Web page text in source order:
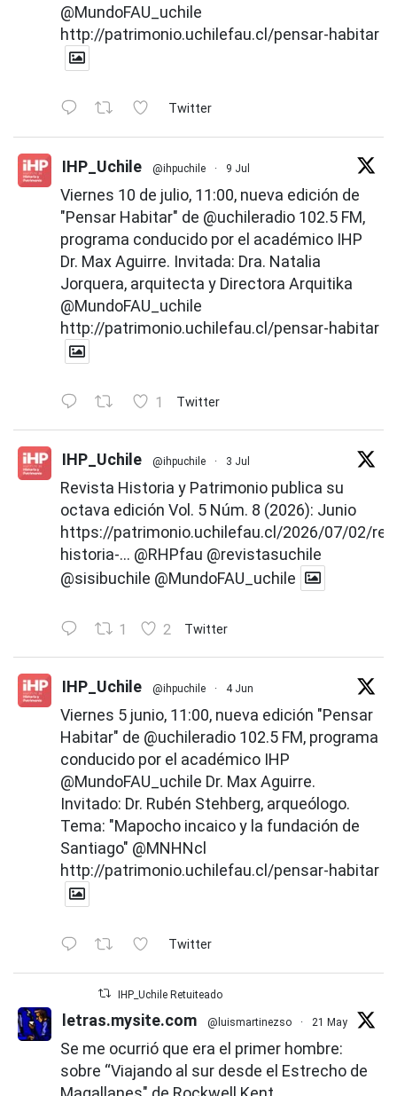
@MundoFAU_uchile
http://patrimonio.uchilefau.cl/pensar-habitar
Twitter
IHP_Uchile @ihpuchile · 9 Jul
Viernes 10 de julio, 11:00, nueva edición de
"Pensar Habitar" de @uchileradio 102.5 FM,
programa conducido por el académico IHP
Dr. Max Aguirre. Invitada: Dra. Natalia
Jorquera, arquitecta y Directora Arquitika
@MundoFAU_uchile
http://patrimonio.uchilefau.cl/pensar-habitar
1 Twitter
IHP_Uchile @ihpuchile · 3 Jul
Revista Historia y Patrimonio publica su
octava edición Vol. 5 Núm. 8 (2026): Junio
https://patrimonio.uchilefau.cl/2026/07/02/
historia-... @RHPfau @revistasuchile
@sisibuchile @MundoFAU_uchile
1 2 Twitter
IHP_Uchile @ihpuchile · 4 Jun
Viernes 5 junio, 11:00, nueva edición "Pensar
Habitar" de @uchileradio 102.5 FM, programa
conducido por el académico IHP
@MundoFAU_uchile Dr. Max Aguirre.
Invitado: Dr. Rubén Stehberg, arqueólogo.
Tema: "Mapocho incaico y la fundación de
Santiago" @MNHNcl
http://patrimonio.uchilefau.cl/pensar-habitar
Twitter
IHP_Uchile Retuiteado
letras.mysite.com @luismartinezso · 21 May
Se me ocurrió que era el primer hombre:
sobre “Viajando al sur desde el Estrecho de